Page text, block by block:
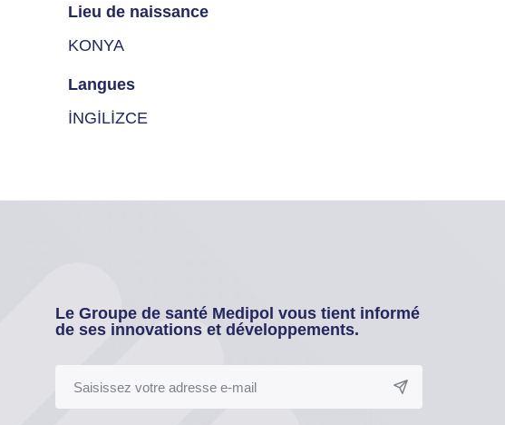
Lieu de naissance
KONYA
Langues
İNGİLİZCE
Le Groupe de santé Medipol vous tient informé
de ses innovations et développements.